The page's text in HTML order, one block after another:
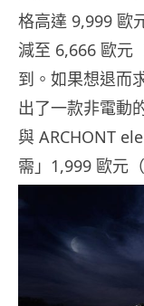
格高達 9,999 歐
減至 6,666 歐元
到。如果想退而
出了一款非電動
與 ARCHONT
需」1,999 歐元